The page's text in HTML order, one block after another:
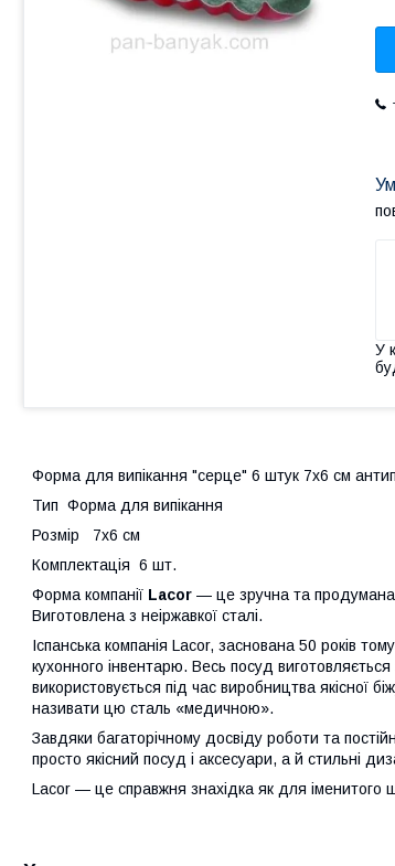
У
Форма для випікання "серце" 6 штук 7х6 см
Тип Форма для випікання
Розмір 7х6 см
Комплектація 6 шт.
Форма компанії Lacor — це зручна та продумана
Виготовлена з неіржавкої сталі.
Іспанська компанія Lacor, заснована 50 років
кухонного інвентарю. Весь посуд
використовується під час виробництва якісної
називати цю сталь «медичною».
Завдяки багаторічному досвіду роботи та
просто якісний посуд і аксесуари, а й стильні
Lacor — це справжня знахідка як для іменитого